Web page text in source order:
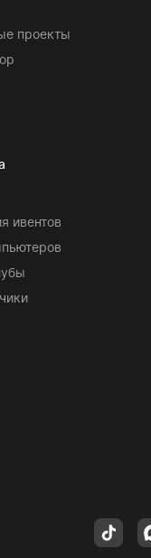
проекты
ивентов